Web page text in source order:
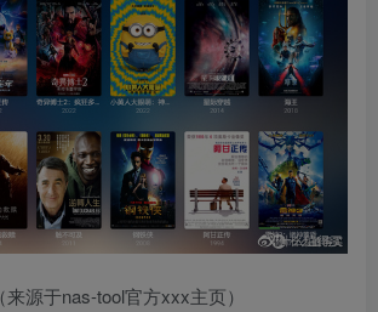
（来源于nas-tool官方xxx主页）